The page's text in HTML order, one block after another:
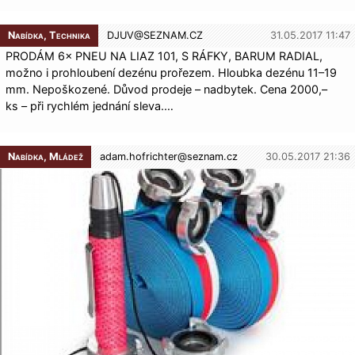
Nabídka, Technika DJUV@SEZNAM.CZ 31.05.2017 11:47
PRODÁM 6× PNEU NA LIAZ 101, S RÁFKY, BARUM RADIAL,
možno i prohloubení dezénu prořezem. Hloubka dezénu 11–19
mm. Nepoškozené. Důvod prodeje – nadbytek. Cena 2000,–
ks – při rychlém jednání sleva.…
Nabídka, Mládež adam.hofrichter@seznam.cz 30.05.2017 21:36